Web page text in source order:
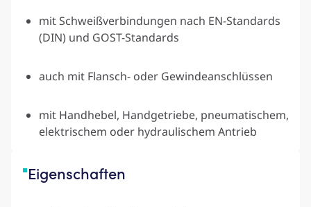
mit Schweißverbindungen nach EN-Standards
(DIN) und GOST-Standards
auch mit Flansch- oder Gewindeanschlüssen
mit Handhebel, Handgetriebe, pneumatischem,
elektrischem oder hydraulischem Antrieb
Eigenschaft­en